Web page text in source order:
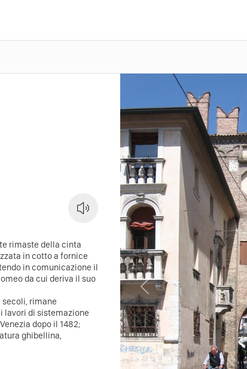
rimaste della cinta
in cotto a fornice
in comunicazione il
da cui deriva il suo
secoli, rimane
lavori di sistemazione
dopo il 1482;
ghibellina,
Previous